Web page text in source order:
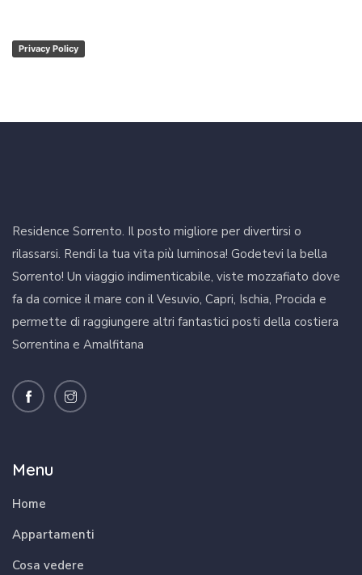
Privacy Policy
Residence Sorrento. Il posto migliore per divertirsi o
rilassarsi. Rendi la tua vita più luminosa! Godetevi la bella
Sorrento! Un viaggio indimenticabile, viste mozzafiato dove
fa da cornice il mare con il Vesuvio, Capri, Ischia, Procida e
permette di raggiungere altri fantastici posti della costiera
Sorrentina e Amalfitana
Menu
Home
Appartamenti
Cosa vedere